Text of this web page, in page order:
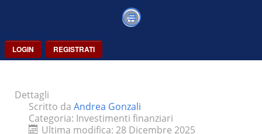
LOGIN REGISTRATI
Dettagli
Scritto da Andrea Gonzali
Categoria: Investimenti finanziari
Ultima modifica: 28 Dicembre 2025